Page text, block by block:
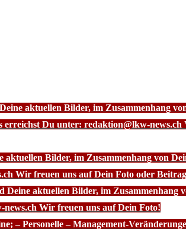
aktuellen Bilder, im Zusammenhang
Du unter: redaktion@lkw-
Bilder, im Zusammenhang von
Wir freuen uns auf Dein Foto oder
Deine aktuellen Bilder, im
Wir freuen uns auf Dein Foto!
– Personelle – Management-